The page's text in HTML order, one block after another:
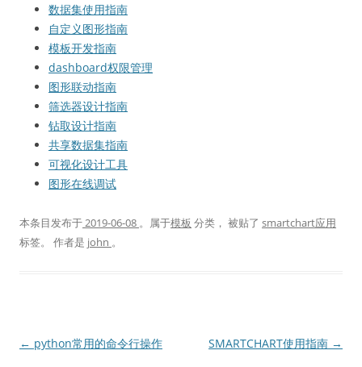
数据集使用指南
自定义图形指南
模板开发指南
dashboard权限管理
图形联动指南
筛选器设计指南
钻取设计指南
共享数据集指南
可视化设计工具
图形在线调试
本条目发布于2019-06-08 。属于模板 分类， 被贴了 smartchart应用
标签。 作者是 john 。
文
← python常用的命令行操作 SMARTCHART使用指南 →